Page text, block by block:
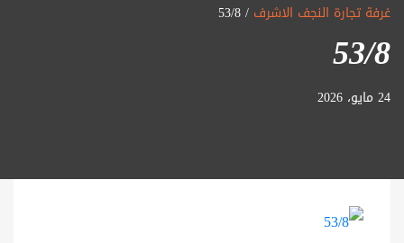
غرفة تجارة النجف الاشرف / 53/8
53/8
24 مايو، 2026